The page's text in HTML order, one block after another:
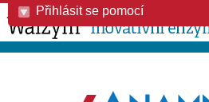
Přihlásit se pomocí